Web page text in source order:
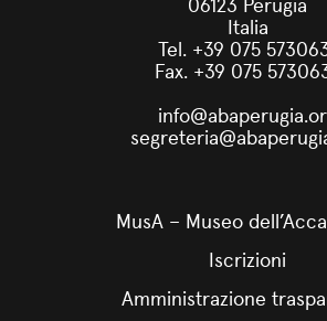
Italia
Tel. +39 075
Fax. +39 075
MusA – Museo
Iscrizioni
Amministrazione